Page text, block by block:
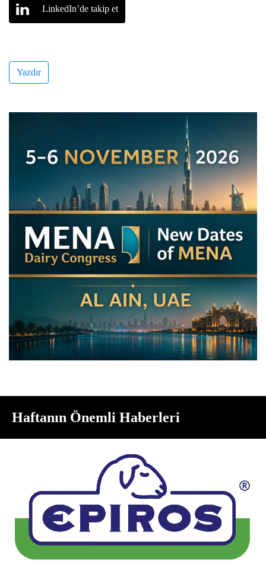
LinkedIn’de takip et
Yazdır
Haftanın Önemli Haberleri